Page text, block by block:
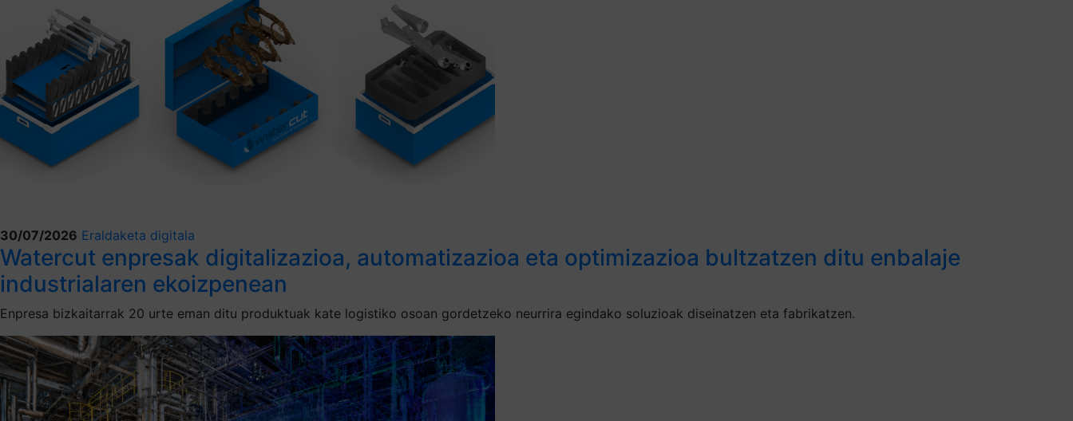
30/07/2026 Eraldaketa digitala
Watercut enpresak digitalizazioa, automatizazioa eta optimizazioa bultzatzen ditu enbalaje
industrialaren ekoizpenean
Enpresa bizkaitarrak 20 urte eman ditu produktuak kate logistiko osoan gordetzeko neurrira egindako soluzioak diseinatzen eta fabrikatzen.